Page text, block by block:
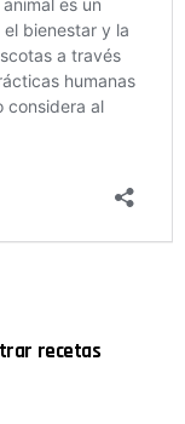
recetas